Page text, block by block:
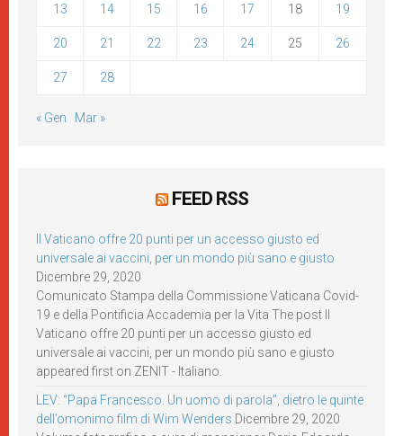
13 14 15 16 17 18 19
20 21 22 23 24 25 26
27 28
« Gen Mar »
FEED RSS
Il Vaticano offre 20 punti per un accesso giusto ed
universale ai vaccini, per un mondo più sano e giusto
Dicembre 29, 2020
Comunicato Stampa della Commissione Vaticana Covid-
19 e della Pontificia Accademia per la Vita The post Il
Vaticano offre 20 punti per un accesso giusto ed
universale ai vaccini, per un mondo più sano e giusto
appeared first on ZENIT - Italiano.
LEV: “Papa Francesco. Un uomo di parola”, dietro le quinte
dell’omonimo film di Wim Wenders Dicembre 29, 2020